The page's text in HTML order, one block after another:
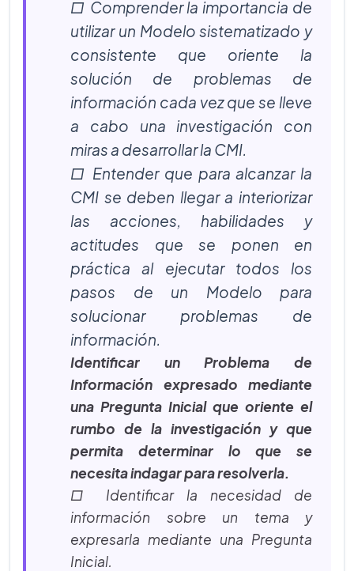
□ Comprender la importancia de
utilizar un Modelo sistematizado y
consistente que oriente la
solución de problemas de
información cada vez que se lleve
a cabo una investigación con
miras a desarrollar la CMI.
□ Entender que para alcanzar la
CMI se deben llegar a interiorizar
las acciones, habilidades y
actitudes que se ponen en
práctica al ejecutar todos los
pasos de un Modelo para
solucionar problemas de
información.
Identificar un Problema de
Información expresado mediante
una Pregunta Inicial que oriente el
rumbo de la investigación y que
permita determinar lo que se
necesita indagar para resolverla.
□ Identificar la necesidad de
información sobre un tema y
expresarla mediante una Pregunta
Inicial.